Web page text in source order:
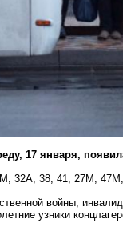
17 января,
32А, 38, 41, 27М,
войны,
узники